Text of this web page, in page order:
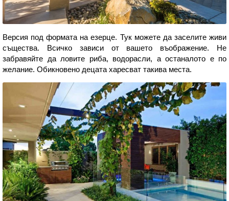
Версия под формата на езерце. Тук можете да заселите живи
същества. Всичко зависи от вашето въображение. Не
забравяйте да ловите риба, водорасли, а останалото е по
желание. Обикновено децата харесват такива места.